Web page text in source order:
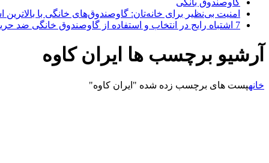
گاوصندوق بانکی
امنیت بی‌نظیر برای خانه‌تان: گاوصندوق‌های خانگی با بالاترین
7 اشتباه رایج در انتخاب و استفاده از گاوصندوق خانگی ضد حریق
آرشیو برچسب ها ایران کاوه
خانهپست های برچسب زده شده "ایران کاوه"